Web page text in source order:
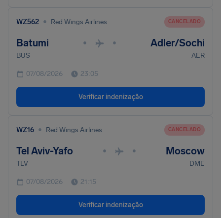
WZ562 • Red Wings Airlines CANCELADO
Batumi • • Adler/Sochi
BUS AER
07/08/2026 23:05
Verificar indenização
WZ16 • Red Wings Airlines CANCELADO
Tel Aviv-Yafo • • Moscow
TLV DME
07/08/2026 21:15
Verificar indenização